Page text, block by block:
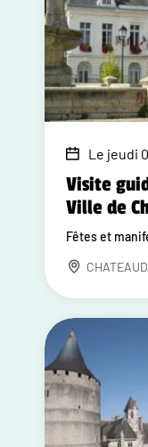
Le jeudi
Visite
Ville de
Fêtes et